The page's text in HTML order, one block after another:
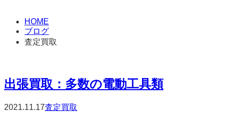
HOME
ブログ
査定買取
出張買取：多数の電動工具類
2021.11.17査定買取